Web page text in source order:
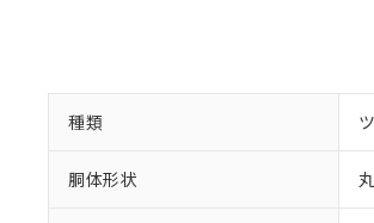
種類
胴体形状